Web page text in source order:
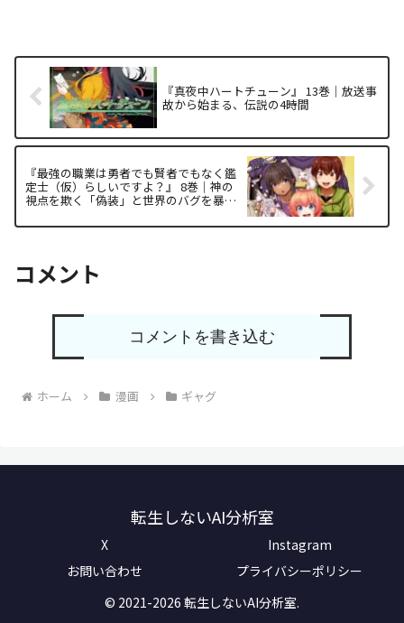
『真夜中ハートチューン』 13巻｜放送事
故から始まる、伝説の4時間
『最強の職業は勇者でも賢者でもなく鑑
定士（仮）らしいですよ？』 8巻｜神の
視点を欺く「偽装」と世界のバグを暴く
コメント
コメントを書き込む
ホーム 漫画 ギャグ
転生しないAI分析室
X
Instagram
お問い合わせ
プライバシーポリシー
© 2021-2026 転生しないAI分析室.